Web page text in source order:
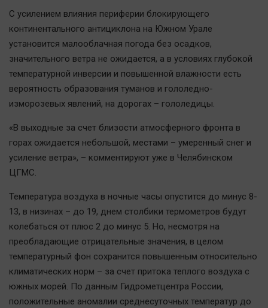
XX век: криминальные уроки
Банки
Медиаграмотность
Медицина
Новости компаний
Прогулки по городу Ч
Спецпроект
Челябинск космический
Другие рубрики
Bookworms
English version
Online-консультация
Актуальная тема
С усилением влияния периферии блокирующего
континентального антициклона на Южном Урале
установится малооблачная погода без осадков,
значительного ветра не ожидается, а в условиях глубокой
температурной инверсии и повышенной влажности есть
вероятность образования туманов и гололедно-
изморозевых явлений, на дорогах – гололедицы.
«В выходные за счет близости атмосферного фронта в
горах ожидается небольшой, местами – умеренный снег и
усиление ветра», – комментируют уже в Челябинском
ЦГМС.
Температура воздуха в ночные часы опустится до минус 8-
13, в низинах – до 19, днем столбики термометров будут
колебаться от плюс 2 до минус 5. Но, несмотря на
преобладающие отрицательные значения, в целом
температурный фон сохранится повышенным относительно
климатических норм – за счет притока теплого воздуха с
южных морей. По данным Гидрометцентра России,
положительные аномалии среднесуточных температур до